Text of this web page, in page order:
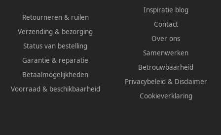
Retourneren & ruilen
Verzending & bezorging
Status van bestelling
Garantie & reparatie
Betaalmogelijkheden
Voorraad & beschikbaarheid
Inspiratie blog
Contact
Over ons
Samenwerken
Betrouwbaarheid
Privacybeleid & Disclaimer
Cookieverklaring